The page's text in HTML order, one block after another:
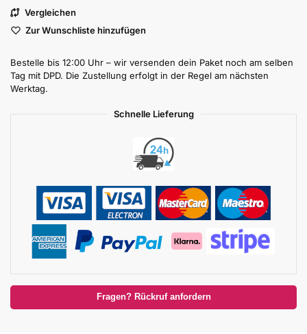
Vergleichen
Zur Wunschliste hinzufügen
Bestelle bis 12:00 Uhr – wir versenden dein Paket noch am selben
Tag mit DPD. Die Zustellung erfolgt in der Regel am nächsten
Werktag.
Schnelle Lieferung
Fragen? Rückruf anfordern